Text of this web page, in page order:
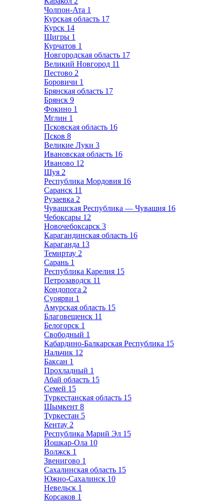
Чолпон-Ата 1
Курская область 17
Курск 14
Щигры 1
Курчатов 1
Новгородская область 17
Великий Новгород 11
Пестово 2
Боровичи 1
Брянская область 17
Брянск 9
Фокино 1
Мглин 1
Псковская область 16
Псков 8
Великие Луки 3
Ивановская область 16
Иваново 12
Шуя 2
Республика Мордовия 16
Саранск 11
Рузаевка 2
Чувашская Республика — Чувашия 16
Чебоксары 12
Новочебоксарск 3
Карагандинская область 16
Караганда 13
Темиртау 2
Сарань 1
Республика Карелия 15
Петрозаводск 11
Кондопога 2
Суоярви 1
Амурская область 15
Благовещенск 11
Белогорск 1
Свободный 1
Кабардино-Балкарская Республика 15
Нальчик 12
Баксан 1
Прохладный 1
Абай область 15
Семей 15
Туркестанская область 15
Шымкент 8
Туркестан 5
Кентау 2
Республика Марий Эл 15
Йошкар-Ола 10
Волжск 1
Звенигово 1
Сахалинская область 15
Южно-Сахалинск 10
Невельск 1
Корсаков 1